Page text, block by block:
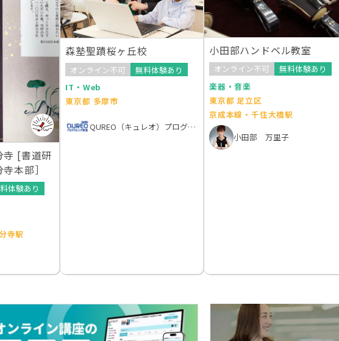
寺 [書道研
本部］
体験あり
寺駅
森塾聖蹟桜ヶ丘校
オンライン不可
無料体験あり
IT・Web
東京都 多摩市
QUREO（キュレオ）プログラミング教室
小田部ハンドベル教室
オンライン不可
無料体験あり
楽器・音楽
東京都 足立区
京成本線・千住大橋駅
小田部 万里子